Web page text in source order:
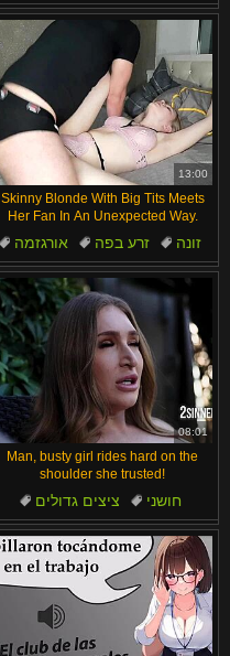
בחורה קוקהולד מיסיונרית
13:00
Skinny Blonde With Big Tits Meets
Her Fan In An Unexpected Way.
אורגזמה זרע בפה
זונה
סקס
מיסיונרית
08:01
Man, busty girl rides hard on the
shoulder she trusted!
ציצים גדולים
חושני
בחורה
בגידה רומנטי